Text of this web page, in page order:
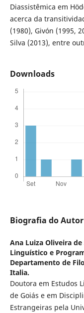
Diassistêmica em
acerca da
(1980), Givón (1995,
Silva (2013), entre
Downloads
Biografia do Autor
Ana Luiza Oliveira de
Linguístico e
Departamento de
Italia.
Doutora em Estudos
de Goiás e em
Estrangeiras pela